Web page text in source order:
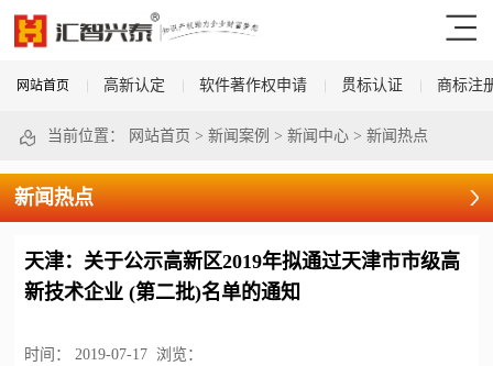
网站首页 高新认定 软件著作权申请 贯标认证 商标注
当前位置： 网站首页 > 新闻案例 > 新闻中心> 新闻热点
新闻热点
天津：关于公示高新区2019年拟通过天津市市级高
新技术企业 (第二批)名单的通知
时间： 2019-07-17 浏览：